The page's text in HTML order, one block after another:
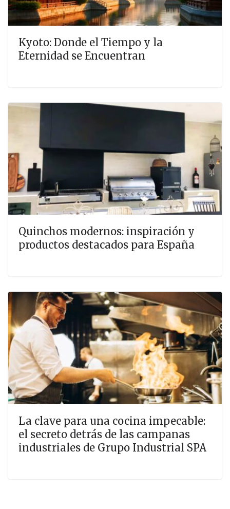
Kyoto: Donde el Tiempo y la
Eternidad se Encuentran
Quinchos modernos: inspiración y
productos destacados para España
La clave para una cocina impecable:
el secreto detrás de las campanas
industriales de Grupo Industrial SPA